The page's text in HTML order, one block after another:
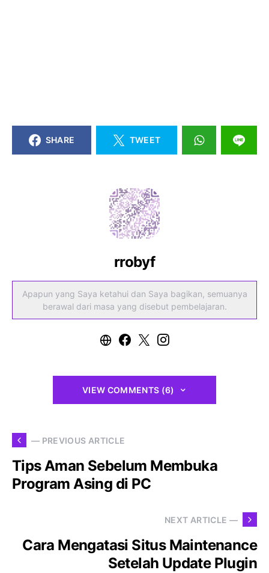
SHARE TWEET
rrobyf
Apapun yang Saya ketahui dan Saya bagikan, semuanya
berawal dari masa yang disebut pembelajaran.
VIEW COMMENTS (6)
— PREVIOUS ARTICLE
Tips Aman Sebelum Membuka
Program Asing di PC
NEXT ARTICLE —
Cara Mengatasi Situs Maintenance
Setelah Update Plugin